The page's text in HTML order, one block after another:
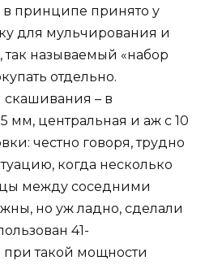
в принципе принято у
для мульчирования и
называемый «набор
отдельно.
скашивания – в
мм, центральная и аж с 10
честно говоря, трудно
когда несколько
между соседними
но уж ладно, сделали
41-
при такой мощности